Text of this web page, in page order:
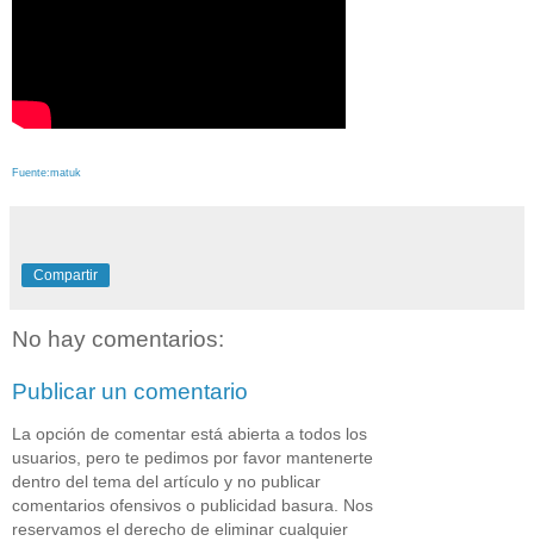
Fuente:matuk
Compartir
No hay comentarios:
Publicar un comentario
La opción de comentar está abierta a todos los
usuarios, pero te pedimos por favor mantenerte
dentro del tema del artículo y no publicar
comentarios ofensivos o publicidad basura. Nos
reservamos el derecho de eliminar cualquier